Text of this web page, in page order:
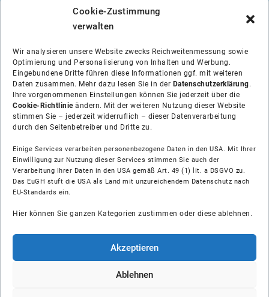
Cookie-Zustimmung
verwalten
Wir analysieren unsere Website zwecks Reichweitenmessung sowie
Optimierung und Personalisierung von Inhalten und Werbung.
Eingebundene Dritte führen diese Informationen ggf. mit weiteren
Daten zusammen. Mehr dazu lesen Sie in der Datenschutzerklärung.
Ihre vorgenommenen Einstellungen können Sie jederzeit über die
Cookie-Richtlinieändern. Mit der weiteren Nutzung dieser Website
stimmen Sie – jederzeit widerruflich – dieser Datenverarbeitung
durch den Seitenbetreiber und Dritte zu.
Einige Services verarbeiten personenbezogene Daten in den USA. Mit Ihrer
Einwilligung zur Nutzung dieser Services stimmen Sie auch der
Verarbeitung Ihrer Daten in den USA gemäß Art. 49 (1) lit. a DSGVO zu.
Das EuGH stuft die USA als Land mit unzureichendem Datenschutz nach
EU-Standards ein.
Hier können Sie ganzen Kategorien zustimmen oder diese ablehnen.
Akzeptieren
Ablehnen
Über uns